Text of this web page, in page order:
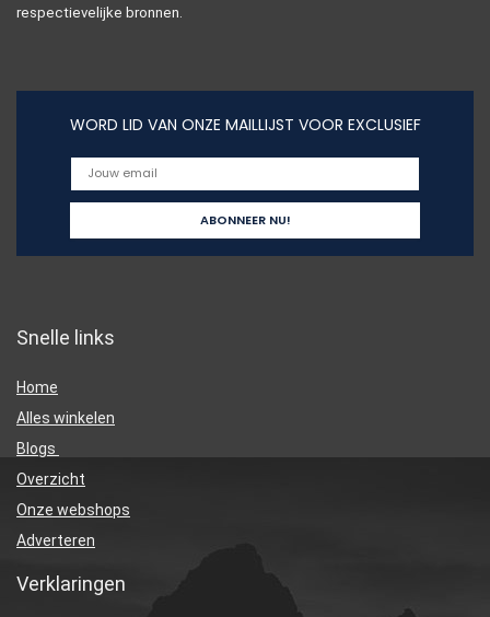
respectievelijke bronnen.
WORD LID VAN ONZE MAILLIJST VOOR EXCLUSIEF
Snelle links
Home
Alles winkelen
Blogs
Overzicht
Onze webshops
Adverteren
Verklaringen